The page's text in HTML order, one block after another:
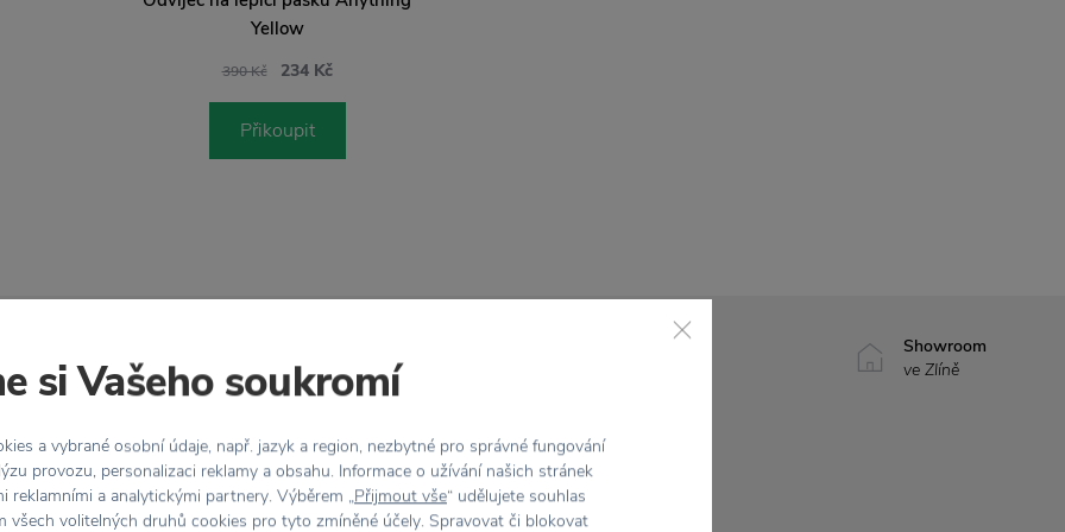
do 30 dnů
7500+ produktů
Showroom
ve Zlíně
Vlastnosti
Yellow
390 Kč 234 Kč
Přikoupit
si Vašeho soukromí
a vybrané osobní údaje, např. jazyk a region, nezbytné pro správné fungování
provozu, personalizaci reklamy a obsahu. Informace o užívání našich stránek
reklamními a analytickými partnery. Výběrem „Přijmout vše“ udělujete souhlas
všech volitelných druhů cookies pro tyto zmíněné účely. Spravovat či blokovat